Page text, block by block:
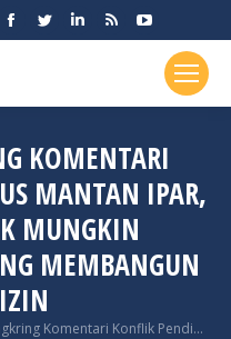
Facebook
in
window
Twitter
in
window
Linkedin
in
window
Rss
opens
in
window
YouTube
page
opens
in
window
KOMENTARI
MANTAN IPAR,
MUNGKIN
MEMBANGUN
Komentari Konflik Pendi…